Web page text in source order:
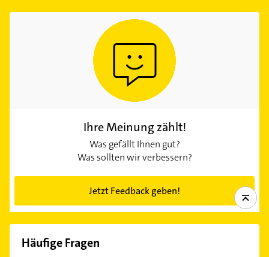
Ihre Meinung zählt!
Was gefällt Ihnen gut?
Was sollten wir verbessern?
Jetzt Feedback geben!
Häufige Fragen